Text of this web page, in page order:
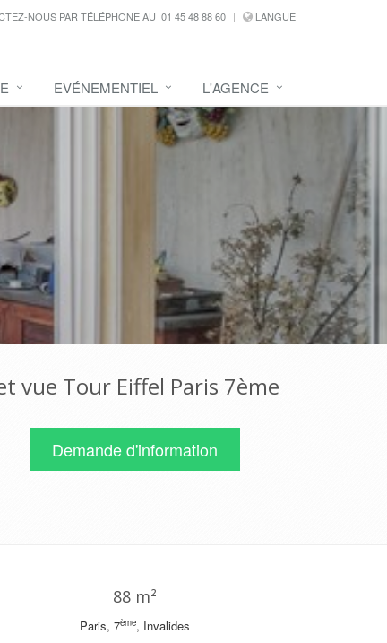
NOUS PAR TÉLÉPHONE AU 01 45 48 88 60 LANGUE
EVÉNEMENTIEL L'AGENCE
vue Tour Eiffel Paris 7ème
Demande d'information
88 m²
Paris, 7ème, Invalides